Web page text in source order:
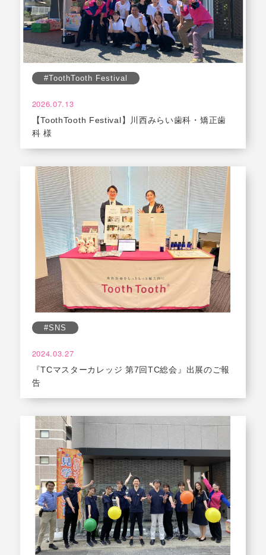
#ToothTooth Festival
2026.07.13
【ToothTooth Festival】川西みらい歯科・矯正歯
科 様
#SNS
2024.03.27
『TCマスターカレッジ 第7回TC総会』出展のご報
告